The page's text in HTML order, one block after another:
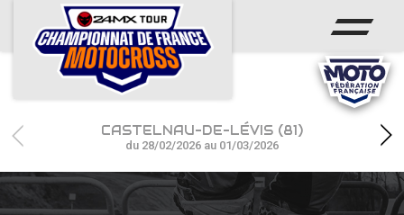
ACCUEIL
ACTUS
CALENDRIER
RÉSULTATS
PHOTOS / WEB TV
CASTELNAU-DE-LÉVIS (81)
du 28/02/2026 au 01/03/2026